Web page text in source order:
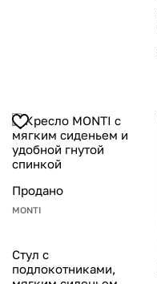
Продано
MONTI
Стул с
подлокотниками,